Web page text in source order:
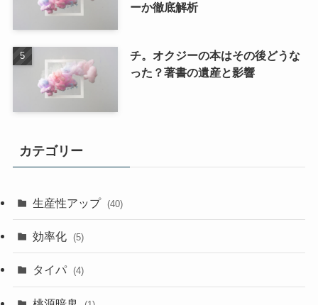
ーか徹底解析
チ。オクジーの本はその後どうな
った？著書の遺産と影響
カテゴリー
生産性アップ (40)
効率化 (5)
タイパ (4)